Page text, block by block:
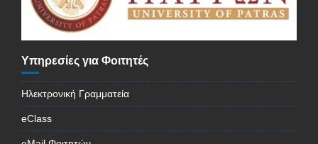
Υπηρεσίες για Φοιτητές
Ηλεκτρονική Γραμματεία
eClass